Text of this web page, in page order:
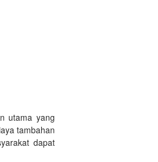
utama yang
tambahan
dapat